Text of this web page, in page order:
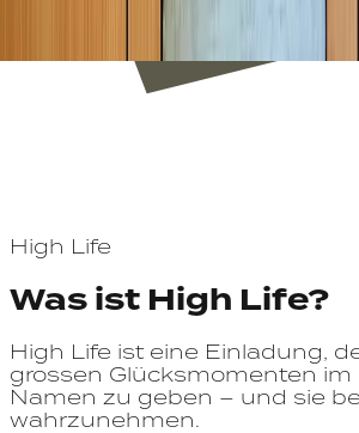
High Life
Was ist High Life?
High Life ist eine Einladung,
grossen Glücksmomenten im
Namen zu geben – und sie
wahrzunehmen.